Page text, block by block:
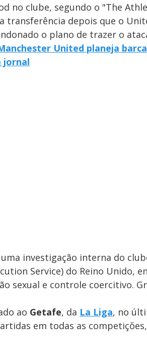
no clube, segundo o "The
transferência depois que o
o plano de trazer o
United planeja
jornal
investigação interna do
Service) do Reino Unido,
sexual e controle coercitivo.
ao Getafe, da La Liga, no
em todas as